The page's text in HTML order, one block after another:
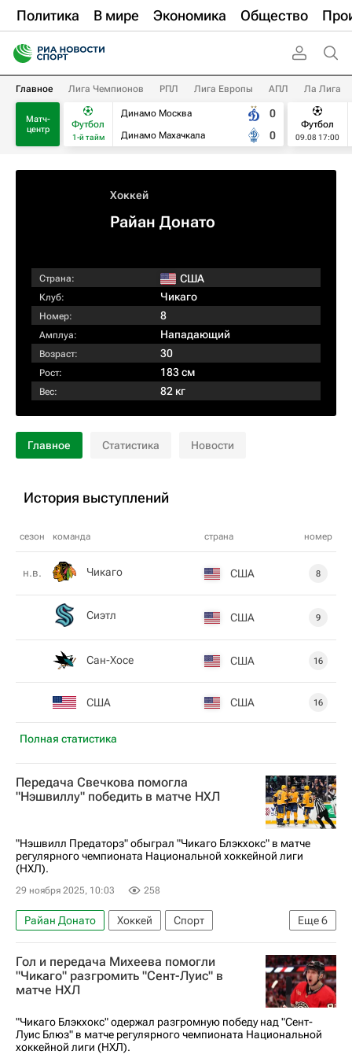
Политика В мире Экономика Общество
Главное Лига Чемпионов РПЛ Лига Европы АПЛ Ла Лига
Матч-
центр
Футбол
1-й тайм
Динамо Москва
Динамо Махачкала
0
0
Футбол
09.08 17:00
Хоккей
Райан Донато
Страна: США
Клуб: Чикаго
Номер: 8
Амплуа: Нападающий
Возраст: 30
Рост: 183 см
Вес: 82 кг
Главное Статистика Новости
История выступлений
сезон команда страна номер
Полная статистика
н.в. Чикаго США 8
Сиэтл США 9
Сан-Хосе США 16
США США 16
Передача Свечкова помогла
"Нэшвиллу" победить в матче НХЛ
"Нэшвилл Предаторз" обыграл "Чикаго Блэкхокс" в матче
регулярного чемпионата Национальной хоккейной лиги
(НХЛ).
29 ноября 2025, 10:03 258
Еще6
Райан Донато Хоккей
Спорт
Федор Свечков
Национальная хоккейная лига (НХЛ)
Стивен Стэмкос
Нэшвилл Предаторз
Чикаго Блэкхокс
Гол и передача Михеева помогли
"Чикаго" разгромить "Сент-Луис" в
матче НХЛ
"Чикаго Блэкхокс" одержал разгромную победу над "Сент-
Луис Блюз" в матче регулярного чемпионата Национальной
хоккейной лиги (НХЛ).